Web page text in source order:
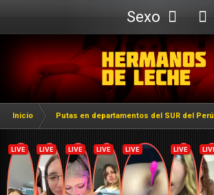
Sexo
Webcam
Inicio Putas en departamentos del SUR del Perú